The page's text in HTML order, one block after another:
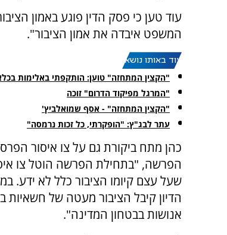
עוד טען כי פסק הדין פוגע באמון
המשפט איבדה את אמון הציבור".
עוד באותו נושא:
"הקצין המתחזה" טוען: הותקפתי באלימות
"המרגל מפיקוד הדרום" זוכה
"הקצין המתחזה" - אסף שמואלביץ'
עתר לבג"ץ: "הופקרתי, כל זכות נרמסה"
כהן מתח ביקורת גם על צו איסור
הפרשה, "בתחילת הפרשה הוטל צו
שעל עצם קיומו הציבור כלל לא ידע.
הדיון קיבל הציבור מעטה של
אנושות בבטחון המדינה".